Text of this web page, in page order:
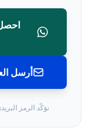
أرسل
نؤكّد الرمز